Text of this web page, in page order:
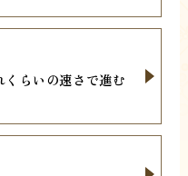
らいの速さで進む